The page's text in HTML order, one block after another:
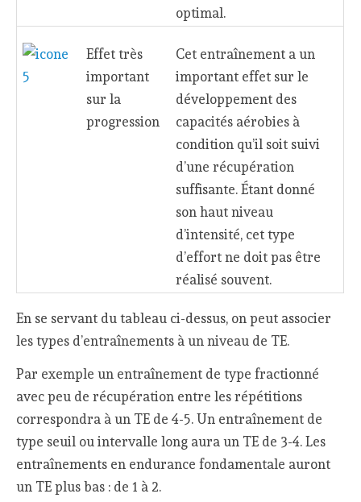
optimal.
Effet très
important
sur la
progression
Cet entraînement a un
important effet sur le
développement des
capacités aérobies à
condition qu’il soit suivi
d’une récupération
suffisante. Étant donné
son haut niveau
d’intensité, cet type
d’effort ne doit pas être
réalisé souvent.
En se servant du tableau ci-dessus, on peut associer
les types d’entraînements à un niveau de TE.
Par exemple un entraînement de type fractionné
avec peu de récupération entre les répétitions
correspondra à un TE de 4-5. Un entraînement de
type seuil ou intervalle long aura un TE de 3-4. Les
entraînements en endurance fondamentale auront
un TE plus bas : de 1 à 2.